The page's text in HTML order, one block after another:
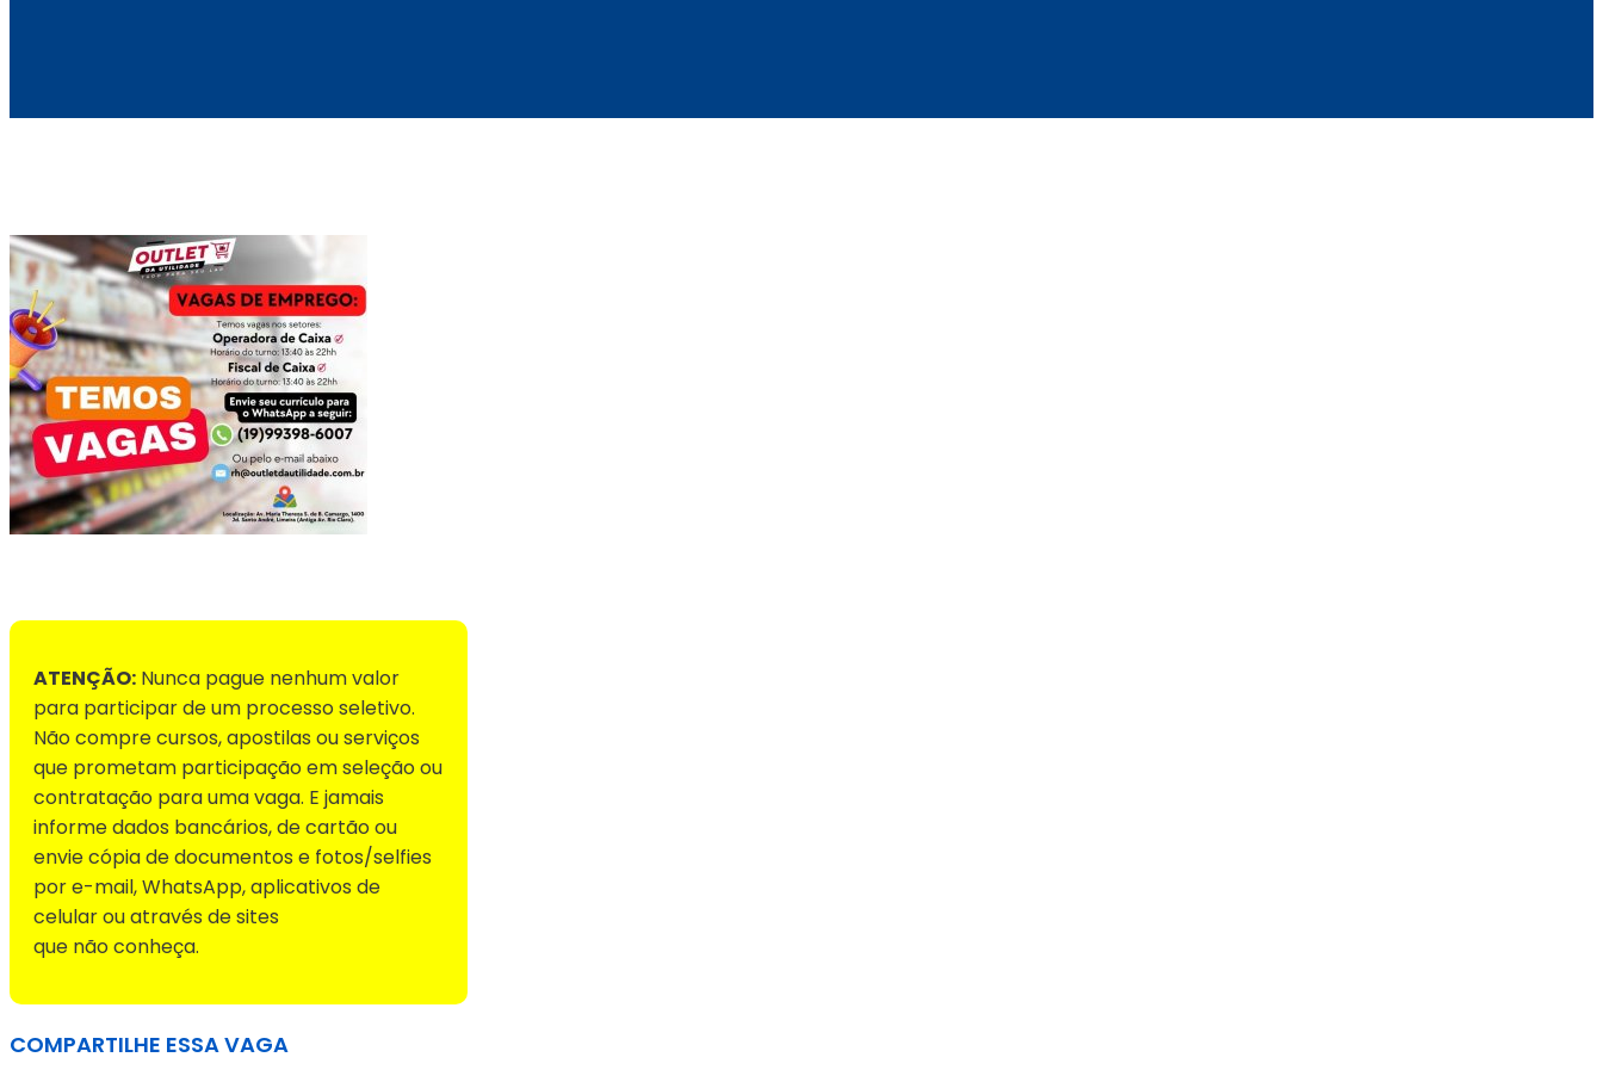
ATENÇÃO: Nunca pague nenhum valor
para participar de um processo seletivo.
Não compre cursos, apostilas ou serviços
que prometam participação em seleção ou
contratação para uma vaga. E jamais
informe dados bancários, de cartão ou
envie cópia de documentos e fotos/selfies
por e-mail, WhatsApp, aplicativos de
celular ou através de sites
que não conheça.
COMPARTILHE ESSA VAGA